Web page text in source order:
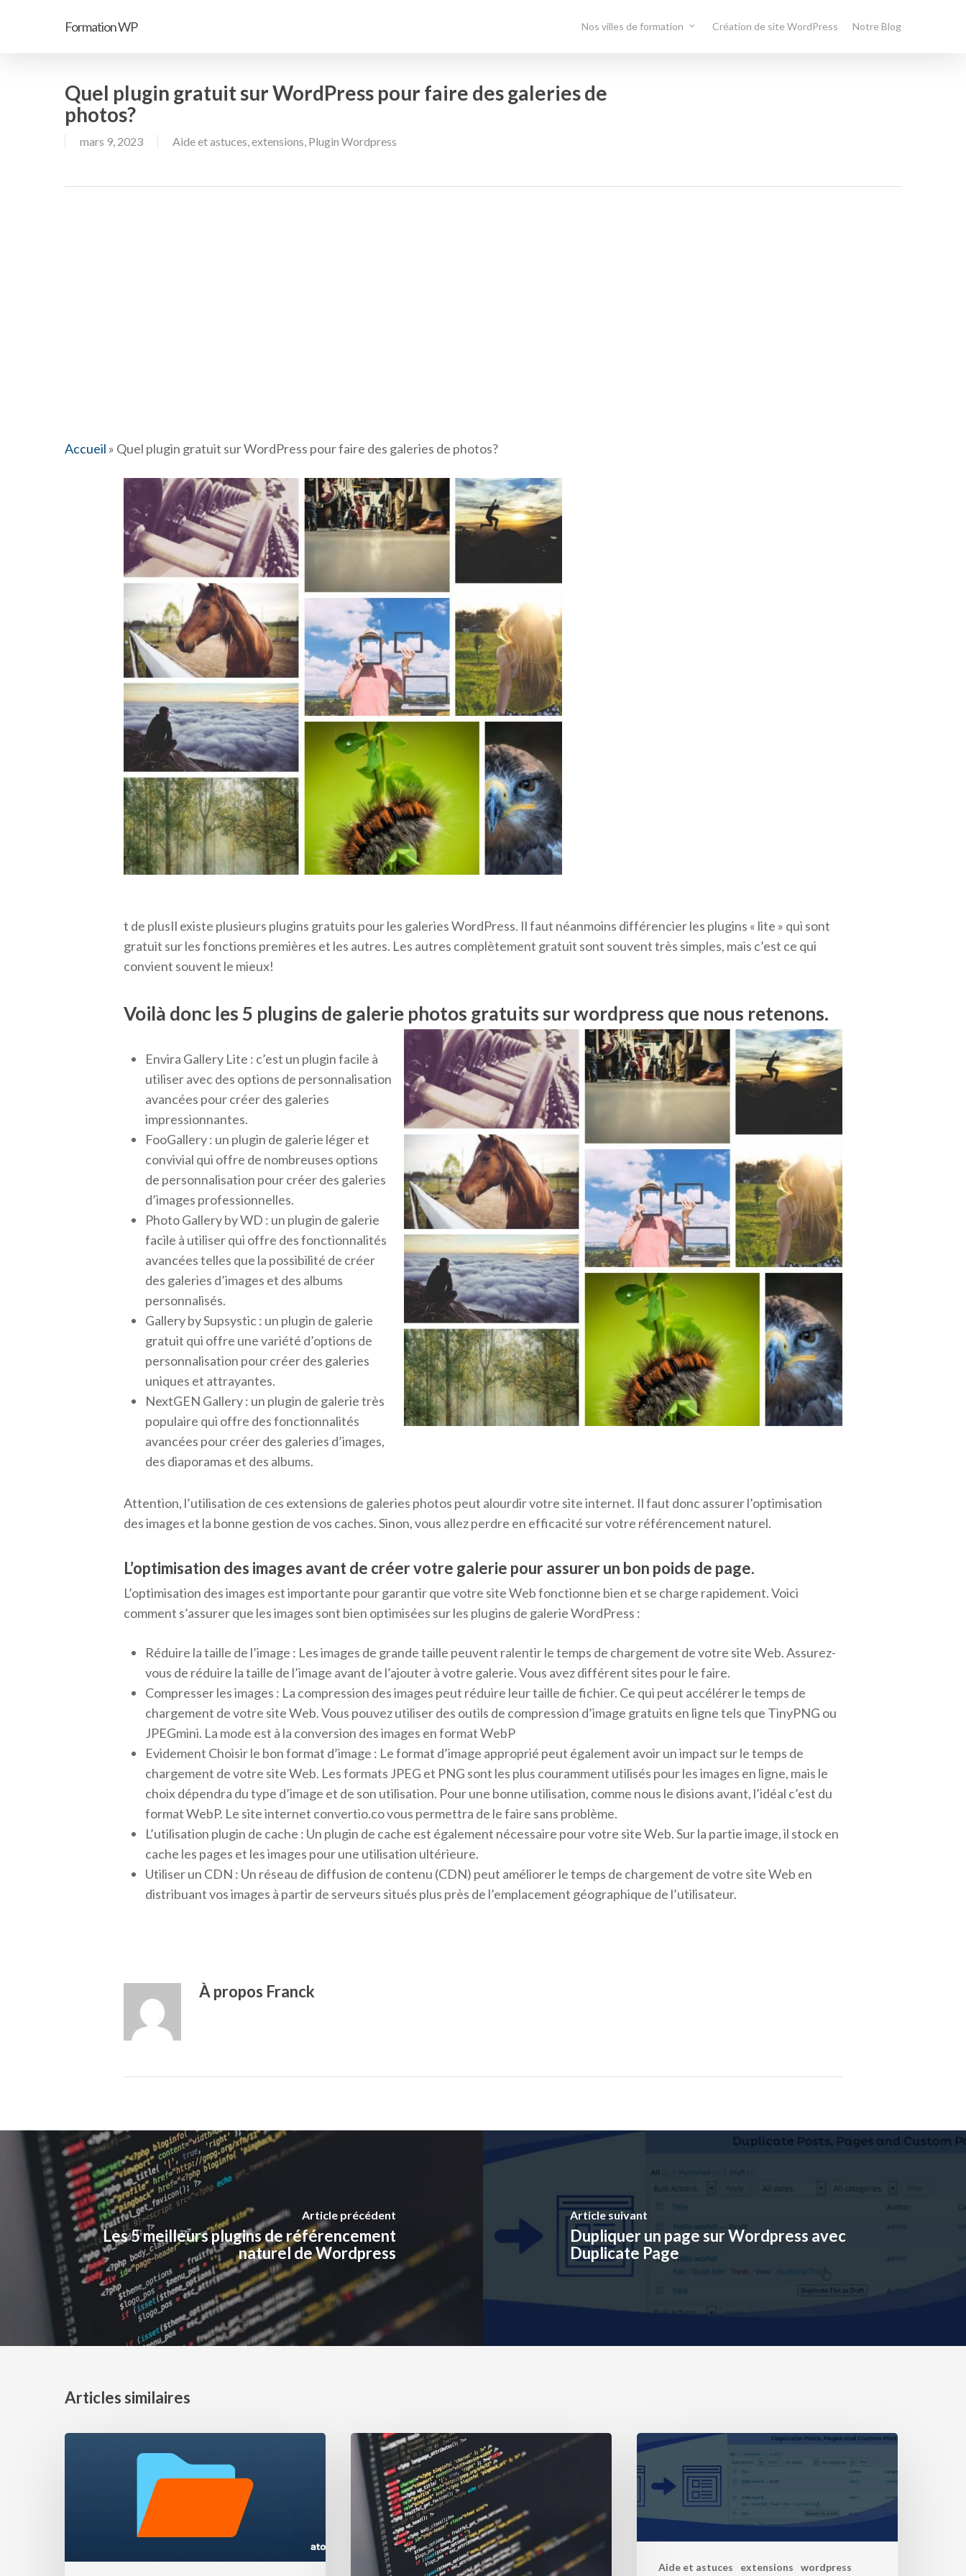
Formation WP Nos villes de formation Création de site WordPress Notre Blog
Quel plugin gratuit sur WordPress pour faire des galeries de
photos?
mars 9, 2023 Aide et astuces,extensions, Plugin Wordpress
Accueil » Quel plugin gratuit sur WordPress pour faire des galeries de photos?
t de plusIl existe plusieurs plugins gratuits pour les galeries WordPress. Il faut néanmoins différencier les plugins « lite » qui sont
gratuit sur les fonctions premières et les autres. Les autres complètement gratuit sont souvent très simples, mais c’est ce qui
convient souvent le mieux!
Voilà donc les 5 plugins de galerie photos gratuits sur wordpress que nous retenons.
Envira Gallery Lite : c’est un plugin facile à
utiliser avec des options de personnalisation
avancées pour créer des galeries
impressionnantes.
FooGallery : un plugin de galerie léger et
convivial qui offre de nombreuses options
de personnalisation pour créer des galeries
d’images professionnelles.
Photo Gallery by WD : un plugin de galerie
facile à utiliser qui offre des fonctionnalités
avancées telles que la possibilité de créer
des galeries d’images et des albums
personnalisés.
Gallery by Supsystic : un plugin de galerie
gratuit qui offre une variété d’options de
personnalisation pour créer des galeries
uniques et attrayantes.
NextGEN Gallery : un plugin de galerie très
populaire qui offre des fonctionnalités
avancées pour créer des galeries d’images,
des diaporamas et des albums.
Attention, l’utilisation de ces extensions de galeries photos peut alourdir votre site internet. Il faut donc assurer l’optimisation
des images et la bonne gestion de vos caches. Sinon, vous allez perdre en efficacité sur votre référencement naturel.
L’optimisation des images avant de créer votre galerie pour assurer un bon poids de page.
L’optimisation des images est importante pour garantir que votre site Web fonctionne bien et se charge rapidement. Voici
comment s’assurer que les images sont bien optimisées sur les plugins de galerie WordPress :
Réduire la taille de l’image : Les images de grande taille peuvent ralentir le temps de chargement de votre site Web. Assurez-
vous de réduire la taille de l’image avant de l’ajouter à votre galerie. Vous avez différent sites pour le faire.
Compresser les images : La compression des images peut réduire leur taille de fichier. Ce qui peut accélérer le temps de
chargement de votre site Web. Vous pouvez utiliser des outils de compression d’image gratuits en ligne tels que TinyPNG ou
JPEGmini. La mode est à la conversion des images en format WebP
Evidement Choisir le bon format d’image : Le format d’image approprié peut également avoir un impact sur le temps de
chargement de votre site Web. Les formats JPEG et PNG sont les plus couramment utilisés pour les images en ligne, mais le
choix dépendra du type d’image et de son utilisation. Pour une bonne utilisation, comme nous le disions avant, l’idéal c’est du
format WebP. Le site internet convertio.co vous permettra de le faire sans problème.
L’utilisation plugin de cache : Un plugin de cache est également nécessaire pour votre site Web. Sur la partie image, il stock en
cache les pages et les images pour une utilisation ultérieure.
Utiliser un CDN : Un réseau de diffusion de contenu (CDN) peut améliorer le temps de chargement de votre site Web en
distribuant vos images à partir de serveurs situés plus près de l’emplacement géographique de l’utilisateur.
À propos Franck
Article précédent
Les 5 meilleurs plugins de référencement
naturel de Wordpress
Article suivant
Dupliquer un page sur Wordpress avec
Duplicate Page
Articles similaires
Aide et astuces extensions wordpress